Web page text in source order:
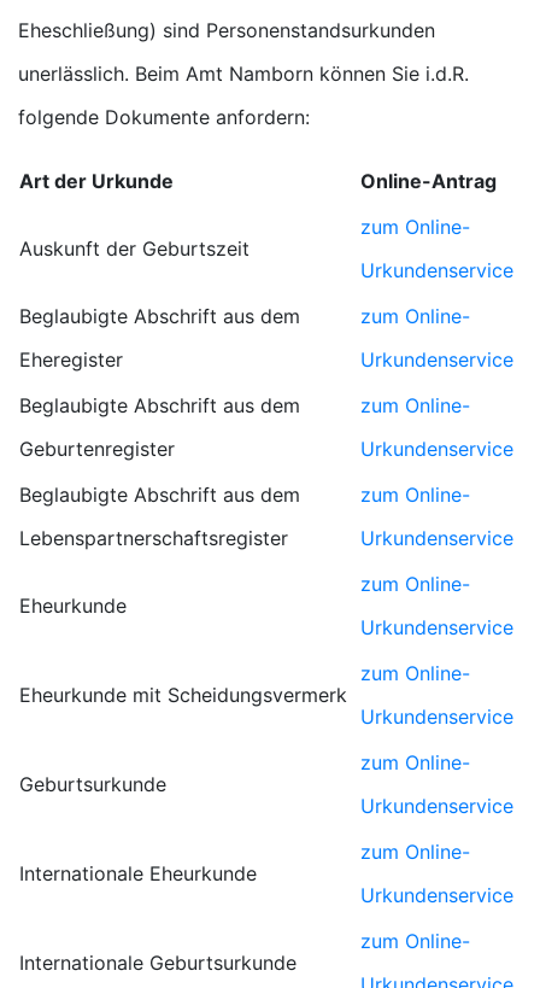
Eheschließung) sind Personenstandsurkunden
unerlässlich. Beim Amt Namborn können Sie i.d.R.
folgende Dokumente anfordern:
Art der Urkunde Online-Antrag
Auskunft der Geburtszeit
zum Online-
Urkundenservice
Beglaubigte Abschrift aus dem
Eheregister
zum Online-
Urkundenservice
Beglaubigte Abschrift aus dem
Geburtenregister
zum Online-
Urkundenservice
Beglaubigte Abschrift aus dem
Lebenspartnerschaftsregister
zum Online-
Urkundenservice
Eheurkunde
zum Online-
Urkundenservice
Eheurkunde mit Scheidungsvermerk
zum Online-
Urkundenservice
Geburtsurkunde
zum Online-
Urkundenservice
Internationale Eheurkunde
zum Online-
Urkundenservice
Internationale Geburtsurkunde
zum Online-